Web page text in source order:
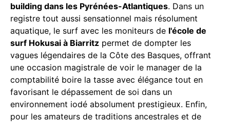
building dans les Pyrénées-Atlantiques. Dans un
registre tout aussi sensationnel mais résolument
aquatique, le surf avec les moniteurs de l'école de
surf Hokusai à Biarritz permet de dompter les
vagues légendaires de la Côte des Basques, offrant
une occasion magistrale de voir le manager de la
comptabilité boire la tasse avec élégance tout en
favorisant le dépassement de soi dans un
environnement iodé absolument prestigieux. Enfin,
pour les amateurs de traditions ancestrales et de